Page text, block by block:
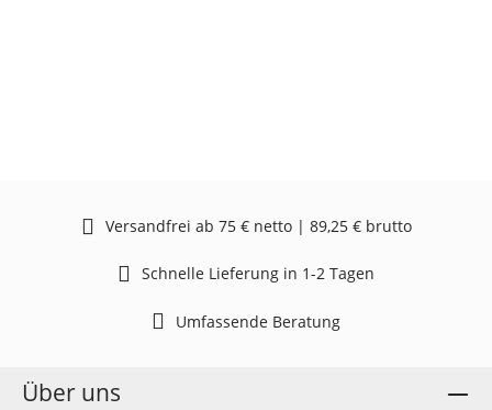
Versandfrei ab 75 € netto | 89,25 € brutto
Schnelle Lieferung in 1-2 Tagen
Umfassende Beratung
Über uns